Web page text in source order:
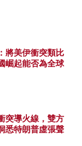
將美伊衝突類比
崛起能否為全球
突導火線，雙方
悉特朗普虛張聲